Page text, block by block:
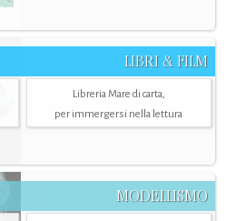
LIBRI & FILM
Libreria Mare di carta,
per immergersi nella lettura
MODELLISMO